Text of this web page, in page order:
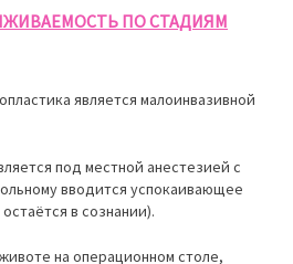
ПО СТАДИЯМ
является малоинвазивной
под местной анестезией с
вводится успокаивающее
в сознании).
на операционном столе,